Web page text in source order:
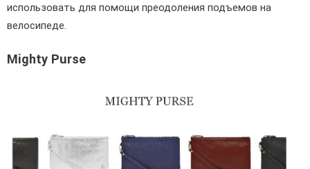
использовать для помощи преодоления подъемов на
велосипеде.
Mighty Purse